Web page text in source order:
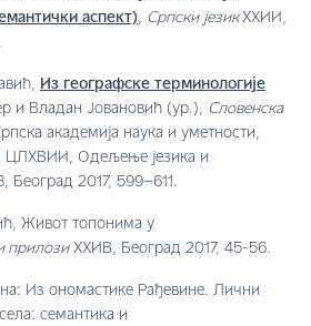
аспект), Српски језик XXИИ,
Из географске терминологије
и Владан Јовановић (ур.), Словенска
академија наука и уметности,
ЦЛXВИИ, Одељење језика и
Београд 2017, 599–611.
Живот топонима у
прилозиXXИВ, Београд 2017, 45-56.
Из ономастике Рађевине. Лични
семантика и